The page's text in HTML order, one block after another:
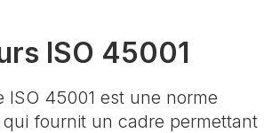
ISO 45001
ISO 45001 est une norme
fournit un cadre permettant